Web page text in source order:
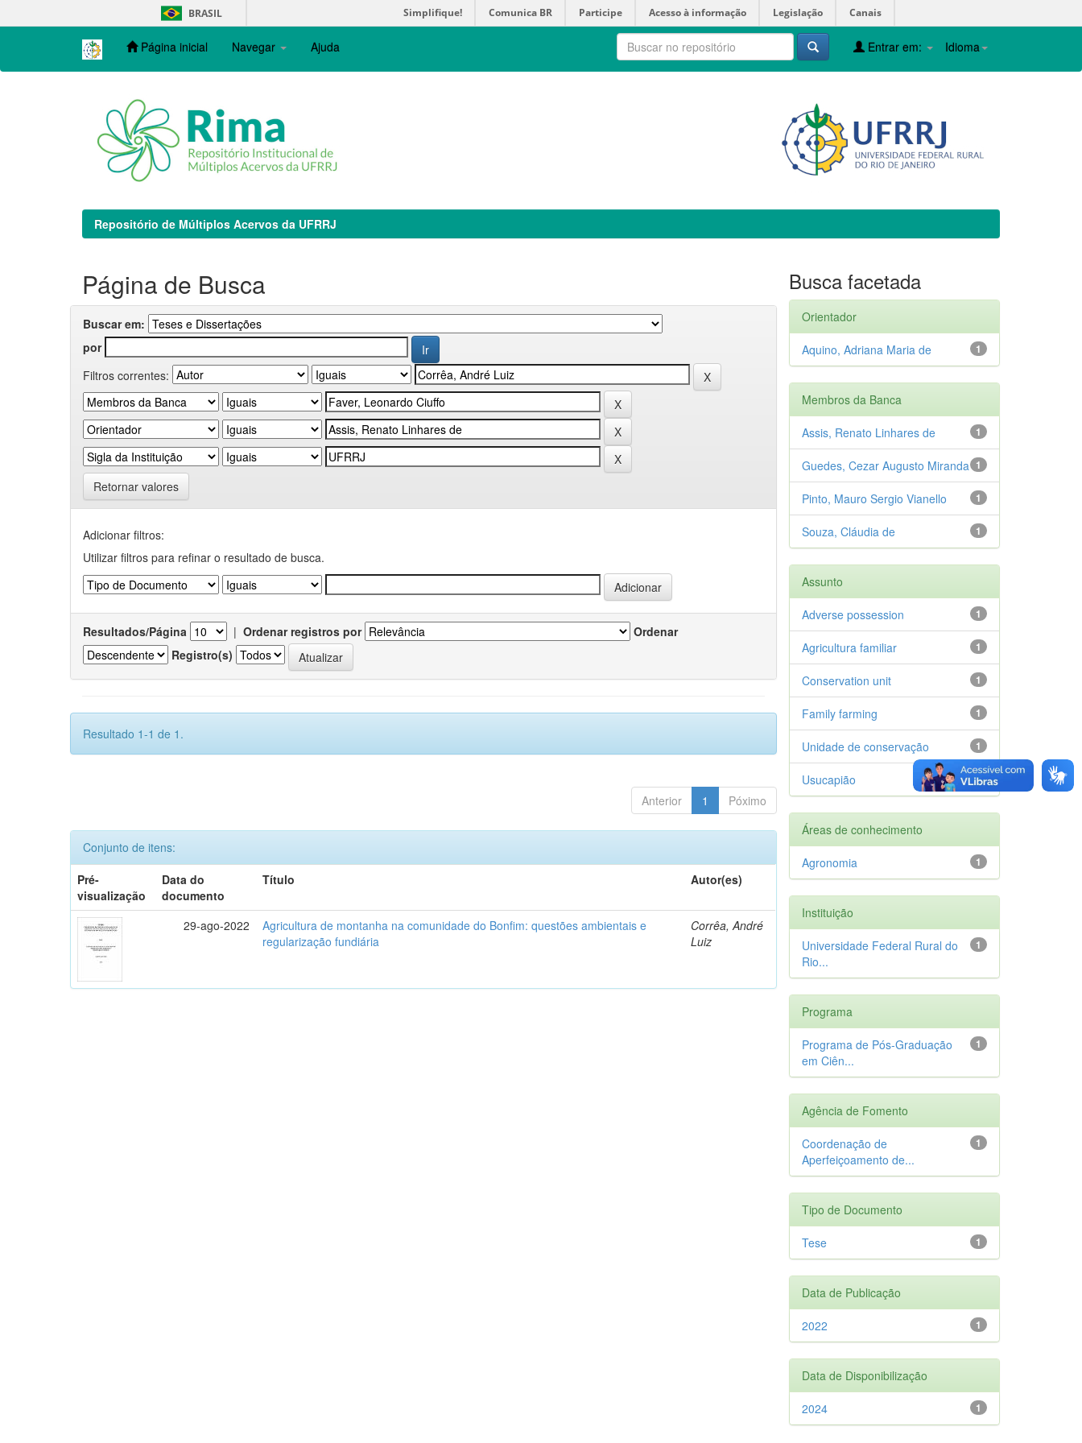
navigation
BRASIL Simplifique! Comunica BR Participe Acesso à informação Legislação Canais
Página inicial Navegar Ajuda Idioma
Entrar em:
Repositório de Múltiplos Acervos da UFRRJ
Página de Busca
Buscar em:
por
Filtros correntes:
Retornar valores
Adicionar filtros:
Utilizar filtros para refinar o resultado de busca.
Resultados/Página | Ordenar registros por
Ordenar
Registro(s)
Resultado 1-1 de 1.
Anterior 1 Póximo
Conjunto de itens:
Pré-
visualização
Data do
documento
Título Autor(es)
29-ago-2022
Agricultura de montanha na comunidade do Bonfim: questões ambientais e
regularização fundiária
Corrêa, André
Luiz
Busca facetada
Orientador
1
Aquino, Adriana Maria de
Membros da Banca
1
Assis, Renato Linhares de
1
Guedes, Cezar Augusto Miranda
1
Pinto, Mauro Sergio Vianello
1
Souza, Cláudia de
Assunto
1
Adverse possession
1
Agricultura familiar
1
Conservation unit
1
Family farming
1
Unidade de conservação
1
Usucapião
Áreas de conhecimento
1
Agronomia
Instituição
1
Universidade Federal Rural do
Rio...
Programa
1
Programa de Pós-Graduação
em Ciên...
Agência de Fomento
1
Coordenação de
Aperfeiçoamento de...
Tipo de Documento
1
Tese
Data de Publicação
1
2022
Data de Disponibilização
1
2024